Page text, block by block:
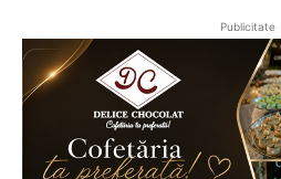
Publicitate